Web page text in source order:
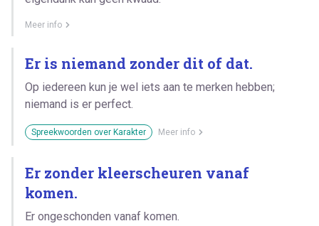
Meer info
Er is niemand zonder dit of dat.
Op iedereen kun je wel iets aan te merken hebben;
niemand is er perfect.
Spreekwoorden over Karakter Meer info
Er zonder kleerscheuren vanaf
komen.
Er ongeschonden vanaf komen.